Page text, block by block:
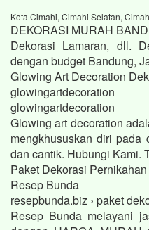
Kota Cimahi, Cimahi Selatan,
DEKORASI MURAH
Dekorasi Lamaran, dll.
dengan budget Bandung,
Glowing Art Decoration
glowingartdecoration
glowingartdecoration
Glowing art decoration
mengkhususkan diri pada
dan cantik. Hubungi Kami.
Paket Dekorasi
Resep Bunda
resepbunda.biz › paket
Resep Bunda melayani